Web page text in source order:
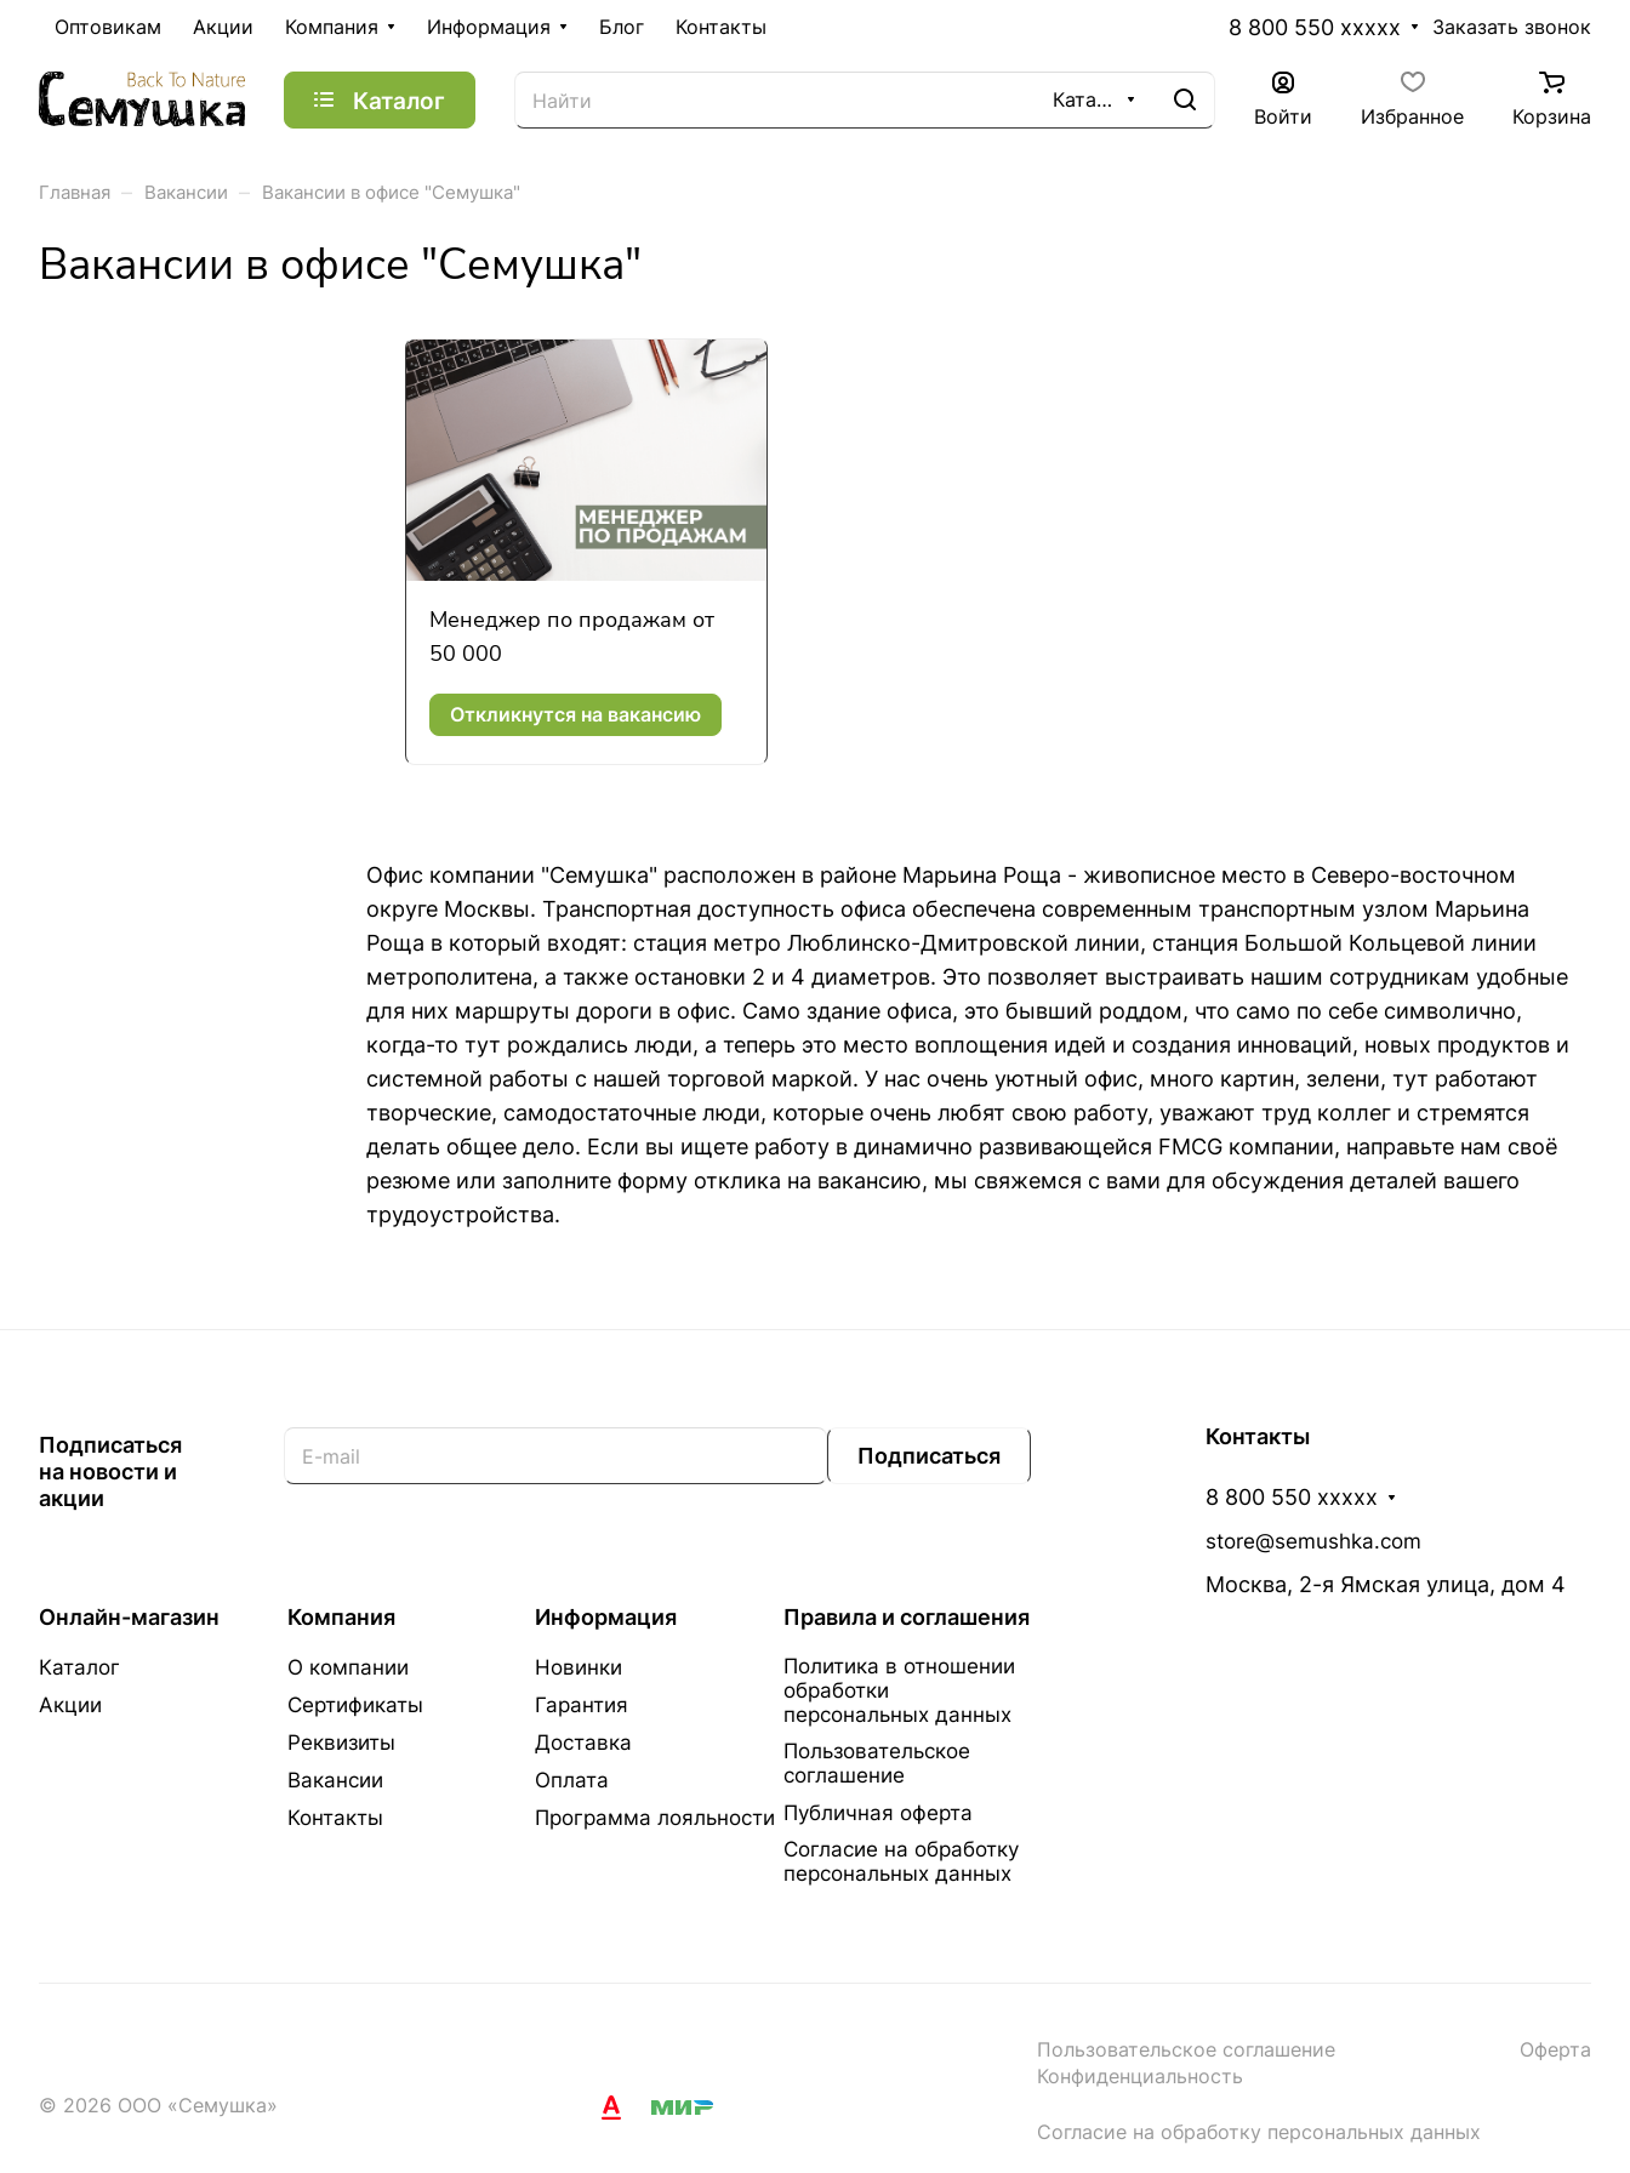
Оптовикам Акции Компания Информация Блог Контакты 8 800 550 xxxxx Заказать звонок
Каталог Каталог
Войти Избранное Корзина
Главная – Вакансии – Вакансии в офисе "Семушка"
Вакансии в офисе "Семушка"
Менеджер по продажам от
50 000
Откликнутся на вакансию
Офис компании "Семушка" расположен в районе Марьина Роща - живописное место в Северо-восточном
округе Москвы. Транспортная доступность офиса обеспечена современным транспортным узлом Марьина
Роща в который входят: стация метро Люблинско-Дмитровской линии, станция Большой Кольцевой линии
метрополитена, а также остановки 2 и 4 диаметров. Это позволяет выстраивать нашим сотрудникам удобные
для них маршруты дороги в офис. Само здание офиса, это бывший роддом, что само по себе символично,
когда-то тут рождались люди, а теперь это место воплощения идей и создания инноваций, новых продуктов и
системной работы с нашей торговой маркой. У нас очень уютный офис, много картин, зелени, тут работают
творческие, самодостаточные люди, которые очень любят свою работу, уважают труд коллег и стремятся
делать общее дело. Если вы ищете работу в динамично развивающейся FMCG компании, направьте нам своё
резюме или заполните форму отклика на вакансию, мы свяжемся с вами для обсуждения деталей вашего
трудоустройства.
Подписаться
на новости и
акции
Подписаться
Онлайн-магазин
Каталог
Акции
Компания
О компании
Сертификаты
Реквизиты
Вакансии
Контакты
Информация
Новинки
Гарантия
Доставка
Оплата
Программа лояльности
Правила и соглашения
Политика в отношении
обработки
персональных данных
Пользовательское
соглашение
Публичная оферта
Согласие на обработку
персональных данных
Контакты
8 800 550 xxxxx
store@semushka.com
Москва, 2-я Ямская улица, дом 4
© 2026 ООО «Семушка»
Пользовательское соглашение
Конфиденциальность
Согласие на обработку персональных данных
Оферта